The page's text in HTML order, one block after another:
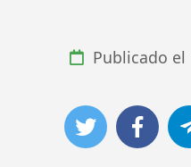
Publicado el